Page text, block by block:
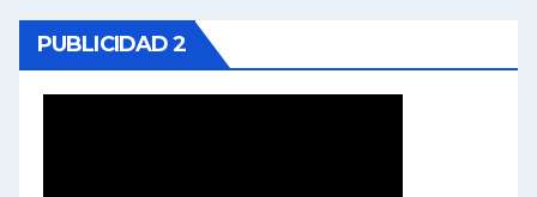
PUBLICIDAD 2